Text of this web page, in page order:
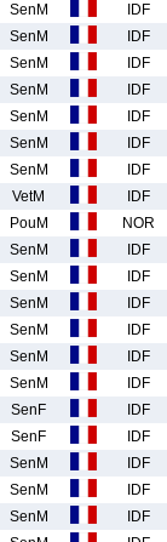
SenM IDF
SenM IDF
SenM IDF
SenM IDF
SenM IDF
SenM IDF
SenM IDF
VetM IDF
PouM NOR
SenM IDF
SenM IDF
SenM IDF
SenM IDF
SenM IDF
SenM IDF
SenF IDF
SenF IDF
SenM IDF
SenM IDF
SenM IDF